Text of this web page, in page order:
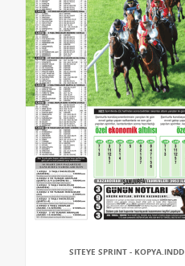
SITEYE SPRINT - KOPYA.INDD